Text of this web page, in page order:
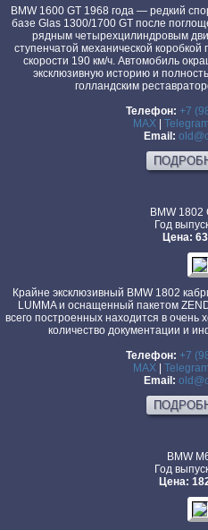
BMW 1600 GT 1968 года — редкий
базе Glas 1300/1700 GT после
рядным четырехцилиндровым
ступенчатой механической
скорости 190 км/ч. Автомобиль
эксклюзивную историю и
голландским
Телефон: +7
MAX| Telegram
Email:
BMW 1802
Год
Цена:
Крайне эксклюзивный BMW 1802
LUMMA и оснащенный пакетом
всего построенных находится в
количество документации и
Телефон: +7
MAX| Telegram
Email:
BMW
Год
Цена: